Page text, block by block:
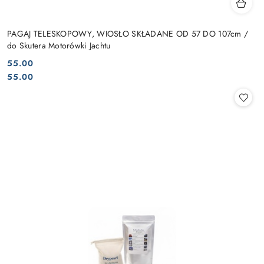
PAGAJ TELESKOPOWY, WIOSŁO SKŁADANE OD 57 DO 107cm /
do Skutera Motorówki Jachtu
Cena:
55.00
Cena:
55.00